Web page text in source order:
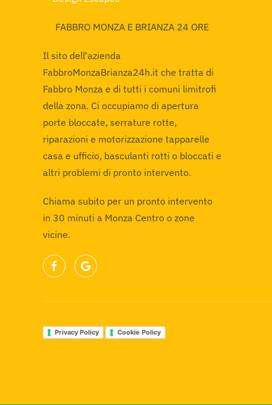
FABBRO MONZA E BRIANZA 24 ORE
Il sito dell'azienda
FabbroMonzaBrianza24h.it che tratta di
Fabbro Monza e di tutti i comuni limitrofi
della zona. Ci occupiamo di apertura
porte bloccate, serrature rotte,
riparazioni e motorizzazione tapparelle
casa e ufficio, basculanti rotti o bloccati e
altri problemi di pronto intervento.
Chiama subito per un pronto intervento
in 30 minuti a Monza Centro o zone
vicine.
Privacy Policy Cookie Policy